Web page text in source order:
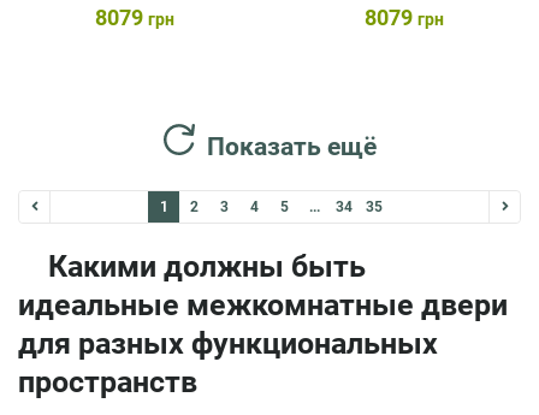
8079 грн 8079 грн
Показать ещё
1 2 3 4 5 ... 34 35
Какими должны быть
идеальные межкомнатные двери
для разных функциональных
пространств